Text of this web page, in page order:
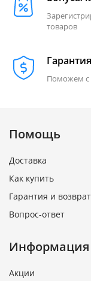
товаров
Гарантия
Поможем с
Помощь
Доставка
Как купить
Гарантия и возврат
Вопрос-ответ
Информация
Акции